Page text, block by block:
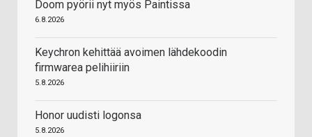
Doom pyörii nyt myös Paintissa
6.8.2026
Keychron kehittää avoimen lähdekoodin
firmwarea pelihiiriin
5.8.2026
Honor uudisti logonsa
5.8.2026